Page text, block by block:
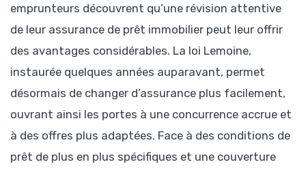
emprunteurs découvrent qu’une révision attentive
de leur assurance de prêt immobilier peut leur offrir
des avantages considérables. La loi Lemoine,
instaurée quelques années auparavant, permet
désormais de changer d’assurance plus facilement,
ouvrant ainsi les portes à une concurrence accrue et
à des offres plus adaptées. Face à des conditions de
prêt de plus en plus spécifiques et une couverture